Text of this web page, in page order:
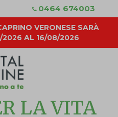
0464 674003
VERONESE SARÀ
2026 AL 16/08/2026
LA VITA